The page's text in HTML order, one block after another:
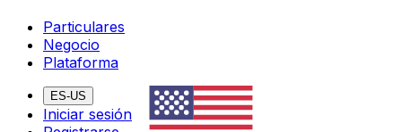
Particulares
Negocio
Plataforma
ES-US
Iniciar sesión